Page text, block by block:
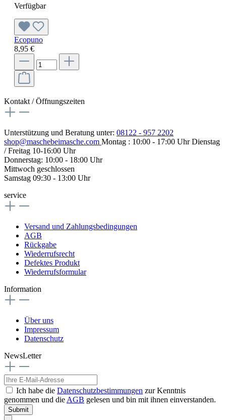
Verfügbar
Ecopuno
8,95 €
Kontakt / Öffnungszeiten
Unterstützung und Beratung unter: 08122 - 957 2202
shop@maschebeimasche.com Montag : 10:00 - 17:00 Uhr Dienstag
/ Freitag 10-16:00 Uhr
Donnerstag: 10:00 - 18:00 Uhr
Mittwoch geschlossen
Samstag 09:30 - 13:00 Uhr
service
Versand und Zahlungsbedingungen
AGB
Rückgabe
Wiederrufsrecht
Defektes Produkt
Wiederrufsformular
Information
Über uns
Impressum
Datenschutz
NewsLetter
Ich habe die Datenschutzbestimmungen zur Kenntnis
genommen und die AGB gelesen und bin mit ihnen einverstanden.
Submit